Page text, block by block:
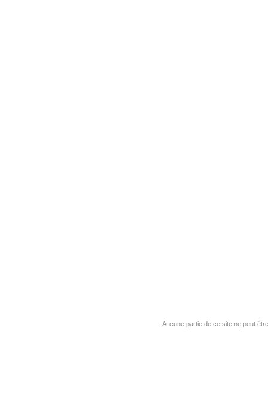
Aucune partie de ce site ne peut